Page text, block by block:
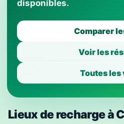
disponibles.
Comparer
Voir les
Toutes les
Lieux de recharge à